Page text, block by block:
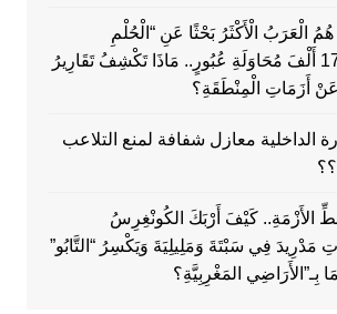
الْعَرَبُ الْأَكْثَرُ بَحْثًا عَنِ “الْحُلْمِ
الْأُورُوبِيِّ”؟… 178 أَلْفَ مُحَاوَلَةِ عُبُورٍ.. مَاذَا تَكْشِفُ تَقَارِيرُ
عَنْ أَزَمَاتِ الْمِنْطَقَةِ؟
الداخلية معازل شفافة لمنع التلاعب
الأَزْمَةِ.. كَيْفَ أَرْبَكَ الكُونْغِرِسُ
مَدْرِيدَ فِي سَبْتَةَ وَمَلِيلِيَةَ وَيَكْسِرُ “التَّابُو”
بِـ”الأَرَاضِي المَغْرِبِيَّةِ؟